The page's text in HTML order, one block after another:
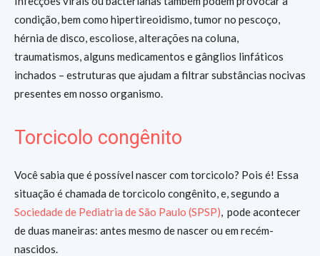
condição, bem como hipertireoidismo, tumor no pescoço,
hérnia de disco, escoliose, alterações na coluna,
traumatismos, alguns medicamentos e gânglios linfáticos
inchados – estruturas que ajudam a filtrar substâncias nocivas
presentes em nosso organismo.
Torcicolo congênito
Você sabia que é possível nascer com torcicolo? Pois é! Essa
situação é chamada de torcicolo congênito, e, segundo a
Sociedade de Pediatria de São Paulo (SPSP), pode acontecer
de duas maneiras: antes mesmo de nascer ou em recém-
nascidos.